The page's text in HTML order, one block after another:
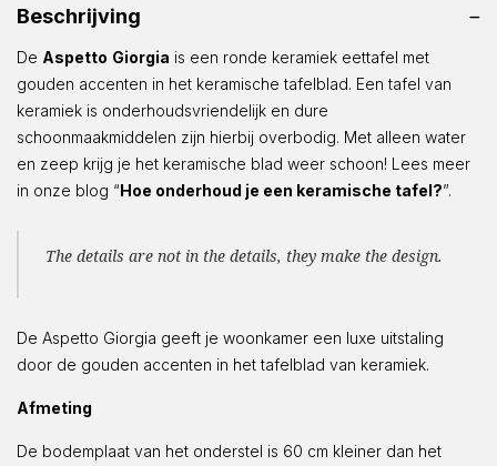
Beschrijving
De Aspetto Giorgia is een ronde keramiek eettafel met
gouden accenten in het keramische tafelblad. Een tafel van
keramiek is onderhoudsvriendelijk en dure
schoonmaakmiddelen zijn hierbij overbodig. Met alleen water
en zeep krijg je het keramische blad weer schoon! Lees meer
in onze blog “Hoe onderhoud je een keramische tafel?”.
The details are not in the details, they make the design.
De Aspetto Giorgia geeft je woonkamer een luxe uitstaling
door de gouden accenten in het tafelblad van keramiek.
Afmeting
De bodemplaat van het onderstel is 60 cm kleiner dan het